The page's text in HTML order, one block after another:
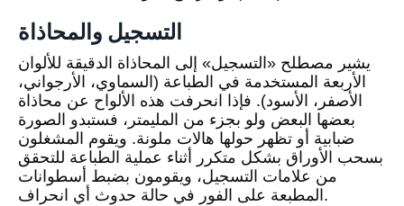
التسجيل والمحاذاة
يشير مصطلح «التسجيل» إلى المحاذاة الدقيقة للألوان
الأربعة المستخدمة في الطباعة (السماوي، الأرجواني،
الأصفر، الأسود). فإذا انحرفت هذه الألواح عن محاذاة
بعضها البعض ولو بجزء من المليمتر، فستبدو الصورة
ضبابية أو تظهر حولها هالات ملونة. ويقوم المشغلون
بسحب الأوراق بشكل متكرر أثناء عملية الطباعة للتحقق
من علامات التسجيل، ويقومون بضبط أسطوانات
المطبعة على الفور في حالة حدوث أي انحراف.